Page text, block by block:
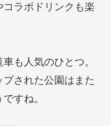
コラボドリンクも楽
も人気のひとつ。
プされた公園はまた
すね。